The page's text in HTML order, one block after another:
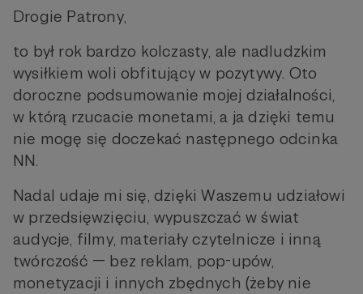
Drogie Patrony,
to był rok bardzo kolczasty, ale nadludzkim
wysiłkiem woli obfitujący w pozytywy. Oto
doroczne podsumowanie mojej działalności,
w którą rzucacie monetami, a ja dzięki temu
nie mogę się doczekać następnego odcinka
NN.
Nadal udaje mi się, dzięki Waszemu udziałowi
w przedsięwzięciu, wypuszczać w świat
audycje, filmy, materiały czytelnicze i inną
twórczość — bez reklam, pop-upów,
monetyzacji i innych zbędnych (żeby nie